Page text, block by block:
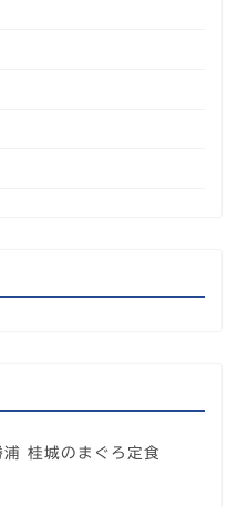
浦 桂城のまぐろ定食